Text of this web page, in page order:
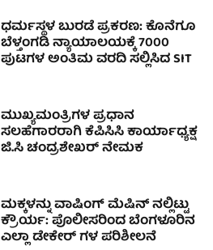
ಧರ್ಮಸ್ಥಳ ಬುರಡೆ ಪ್ರಕರಣ: ಕೊನೆಗೂ
ಬೆಳ್ತಂಗಡಿ ನ್ಯಾಯಾಲಯಕ್ಕೆ 7000
ಪುಟಗಳ ಅಂತಿಮ ವರದಿ ಸಲ್ಲಿಸಿದ SIT
ಮುಖ್ಯಮಂತ್ರಿಗಳ ಪ್ರಧಾನ
ಸಲಹೆಗಾರರಾಗಿ ಕೆಪಿಸಿಸಿ ಕಾರ್ಯಾಧ್ಯಕ್ಷ
ಜಿ.ಸಿ ಚಂದ್ರಶೇಖರ್ ನೇಮಕ
ಮಕ್ಕಳನ್ನು ವಾಷಿಂಗ್ ಮೆಷಿನ್ ನಲ್ಲಿಟ್ಟು
ಕ್ರೌರ್ಯ: ಪೊಲೀಸರಿಂದ ಬೆಂಗಳೂರಿನ
ಎಲ್ಲಾ ಡೇಕೇರ್ ಗಳ ಪರಿಶೀಲನೆ